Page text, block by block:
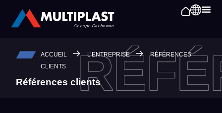
ACCUEIL L’ENTREPRISE
RÉFÉRENCES
CLIENTS
Références clients